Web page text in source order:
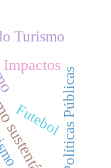
Impactos
Políticas Públicas
Turismo
Futebol